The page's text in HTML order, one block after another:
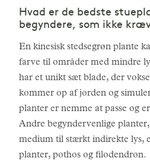
Hvad er de bedste
begyndere, som ikke
En kinesisk stedsegrøn plante
farve til områder med mindre
har et unikt sæt blade, der
kommer op af jorden og
planter er nemme at passe og
Andre begyndervenlige
medium til stærkt indirekte lys,
planter, pothos og filodendron.